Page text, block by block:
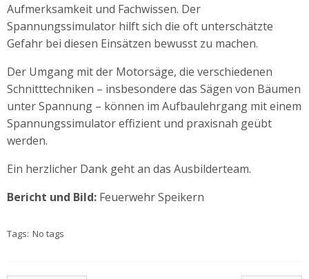
Aufmerksamkeit und Fachwissen. Der
Spannungssimulator hilft sich die oft unterschätzte
Gefahr bei diesen Einsätzen bewusst zu machen.
Der Umgang mit der Motorsäge, die verschiedenen
Schnitttechniken – insbesondere das Sägen von Bäumen
unter Spannung – können im Aufbaulehrgang mit einem
Spannungssimulator effizient und praxisnah geübt
werden.
Ein herzlicher Dank geht an das Ausbilderteam.
Bericht und Bild: Feuerwehr Speikern
Tags: No tags